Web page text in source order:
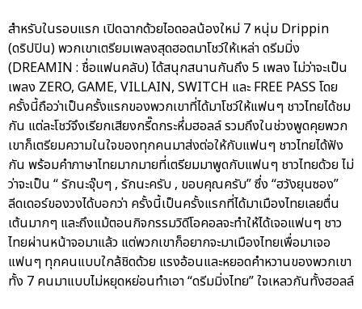
สำหรับในรอบแรก เปิดฉากด้วยไอดอลน้องใหม่ 7 หนุ่ม Drippin
(ดริปปิน) พวกเขาเตรียมเพลงสุดฮอตมาโชว์ให้เหล่า ดรีมมิ่ง
(DREAMIN : ชื่อแฟนคลับ) ได้สนุกสนานกันถึง 5 เพลง ไม่ว่าจะเป็น
เพลง ZERO, GAME, VILLAIN, SWITCH และ FREE PASS โดย
ครั้งนี้ถือว่าเป็นครั้งแรกของพวกเขาที่ได้มาโชว์ให้แฟนๆ ชาวไทยได้ชม
กัน แต่ละโชว์จึงเรียกเสียงกรี๊ดกระหึ่มฮอลล์ รวมถึงในช่วงพูดคุยพวก
เขาก็เตรียมความในใจของทุกคนมาส่งต่อให้กับแฟนๆ ชาวไทยได้ฟัง
กัน พร้อมคำภาษาไทยมากมายที่เตรียมมาพูดกับแฟนๆ ชาวไทยด้วย ไม่
ว่าจะเป็น “ รักนะจุ๊บๆ , รักนะครับ , ขอบคุณครับ” ซึ่ง “ฮวังยุนซอง”
ลีดเดอร์ของวงได้บอกว่า ครั้งนี้เป็นครั้งแรกที่ได้มาเมืองไทยเลยตื่น
เต้นมากๆ และถึงแม้ตอนกิจกรรมวิดีโอคอลจะทำให้ได้เจอแฟนๆ ชาว
ไทยผ่านหน้าจอมาแล้ว แต่พวกเขาก็อยากจะมาเมืองไทยเพื่อมาเจอ
แฟนๆ ทุกคนแบบใกล้ชิดด้วย แรงอ้อนและหยอดคำหวานของพวกเขา
ทั้ง 7 คนมาแบบไม่หยุดหย่อนทำเอา “ดรีมมิ่งไทย” ใจเหลวกันทั้งฮอลล์